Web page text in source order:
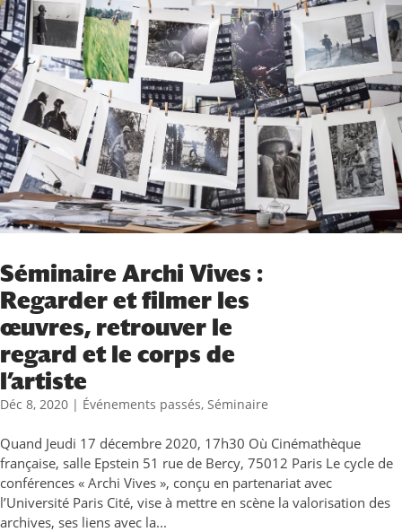
Séminaire Archi Vives :
Regarder et filmer les
œuvres, retrouver le
regard et le corps de
l’artiste
Déc 8, 2020 | Événements passés, Séminaire
Quand Jeudi 17 décembre 2020, 17h30 Où Cinémathèque
française, salle Epstein 51 rue de Bercy, 75012 Paris Le cycle de
conférences « Archi Vives », conçu en partenariat avec
l’Université Paris Cité, vise à mettre en scène la valorisation des
archives, ses liens avec la...